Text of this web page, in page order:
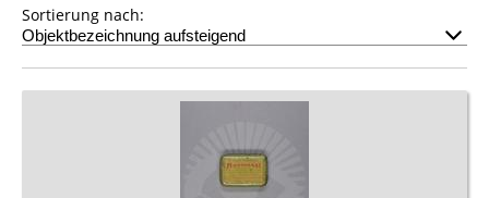
Sortierung nach: